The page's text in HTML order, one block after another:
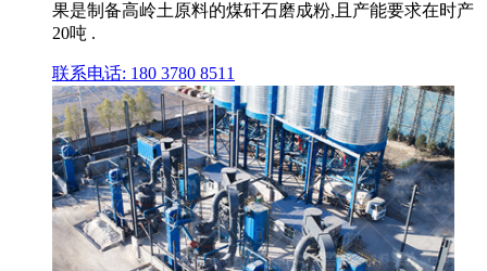
果是制备高岭土原料的煤矸石磨成粉,且产能要求在时产
20吨 .
联系电话: 180 3780 8511